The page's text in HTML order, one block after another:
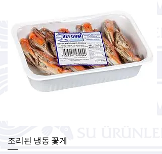
조리된 냉동 꽃게